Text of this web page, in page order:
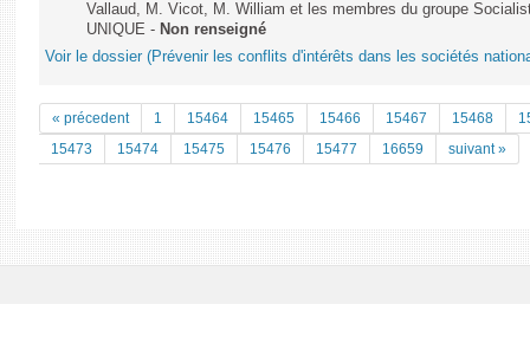
Vallaud, M. Vicot, M. William et les membres du groupe
UNIQUE - Non renseigné
Voir le dossier (Prévenir les conflits d'intérêts dans les sociétés
« précedent 1 15464 15465 15466 15467 15468
15473
15474 15475 15476 15477 16659 suivant »